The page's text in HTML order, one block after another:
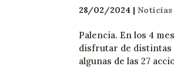
28/02/2024 |Noticias
Palencia. En los 4
disfrutar de distintas
algunas de las 27